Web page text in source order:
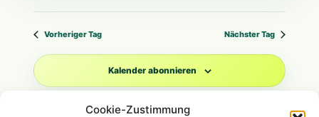
Cookie-Zustimmung
,
2026
und
Vorheriger Tag Nächster Tag
Kalender abonnieren